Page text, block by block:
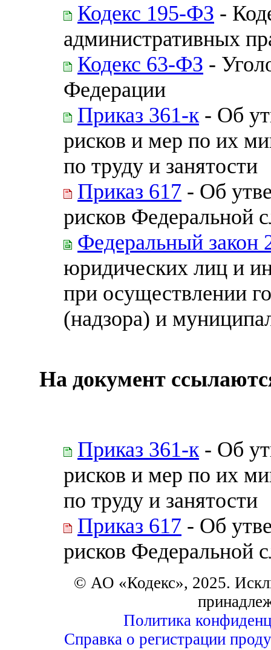
Кодекс 195-ФЗ -
административных
Кодекс 63-ФЗ -
Федерации
Приказ 361-к - Об
рисков и мер по их
по труду и занятости
Приказ 617 - Об
рисков Федеральной
Федеральный закон
юридических лиц и
при осуществлении
(надзора) и
На документ
Приказ 361-к - Об
рисков и мер по их
по труду и занятости
Приказ 617 - Об
рисков Федеральной
© АО «Кодекс», 2025.
Политика
Справка о регистрации